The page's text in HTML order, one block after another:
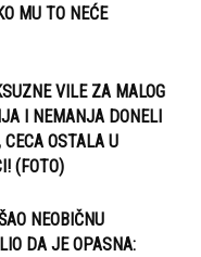
MU TO NEĆE
VILE ZA MALOG
I NEMANJA DONELI
OSTALA U
(FOTO)
NEOBIČNU
DA JE OPASNA: